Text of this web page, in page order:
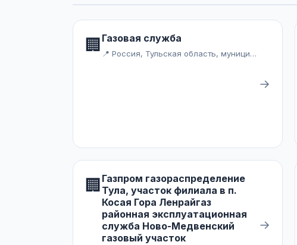
🏢 Газовая служба
📍 Россия, Тульская область, муниципальное образование Ефремов, село Лобаново
→
🏢 Газпром газораспределение
Тула, участок филиала в п.
Косая Гора Ленрайгаз
районная эксплуатационная
служба Ново-Медвенский
газовый участок
→